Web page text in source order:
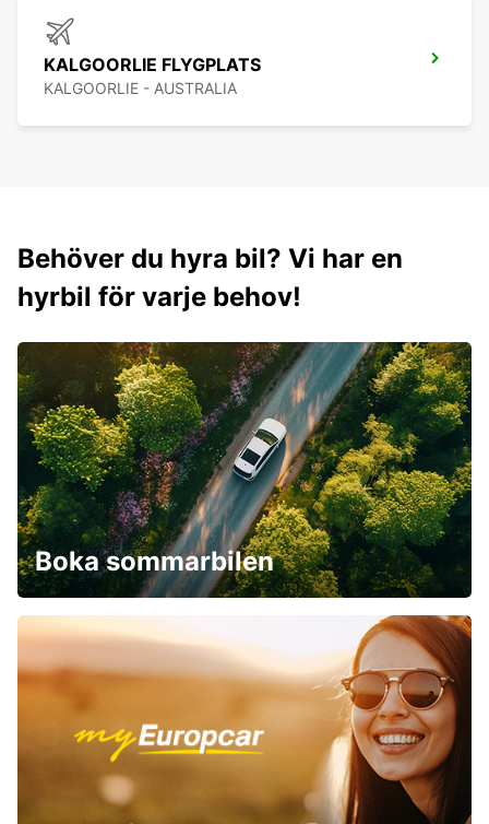
KALGOORLIE FLYGPLATS
KALGOORLIE - AUSTRALIA
Behöver du hyra bil? Vi har en
hyrbil för varje behov!
Boka sommarbilen